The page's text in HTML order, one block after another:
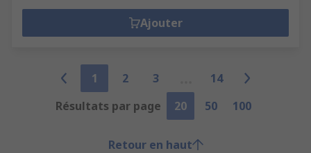
Ajouter
1 2 3
14
Résultats par page
20 50 100
Retour en haut